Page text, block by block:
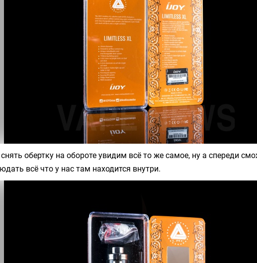
обертку на обороте увидим всё то же самое, ну а спереди
всё что у нас там находится внутри.